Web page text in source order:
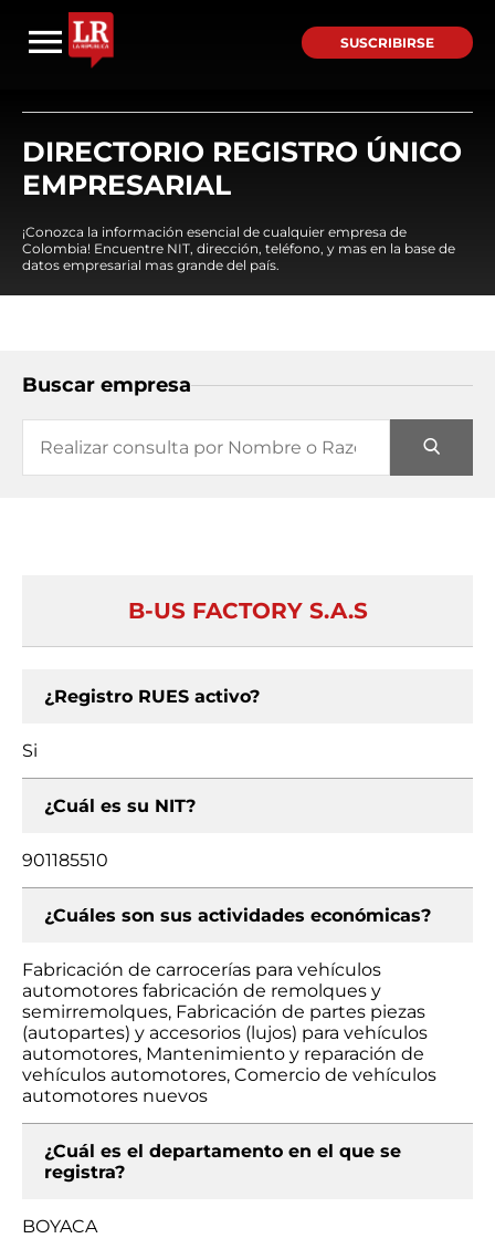
SUSCRIBIRSE
DIRECTORIO REGISTRO ÚNICO
EMPRESARIAL
¡Conozca la información esencial de cualquier empresa de
Colombia! Encuentre NIT, dirección, teléfono, y mas en la base de
datos empresarial mas grande del país.
Buscar empresa
B-US FACTORY S.A.S
¿Registro RUES activo?
Si
¿Cuál es su NIT?
901185510
¿Cuáles son sus actividades económicas?
Fabricación de carrocerías para vehículos
automotores fabricación de remolques y
semirremolques, Fabricación de partes piezas
(autopartes) y accesorios (lujos) para vehículos
automotores, Mantenimiento y reparación de
vehículos automotores, Comercio de vehículos
automotores nuevos
¿Cuál es el departamento en el que se
registra?
BOYACA